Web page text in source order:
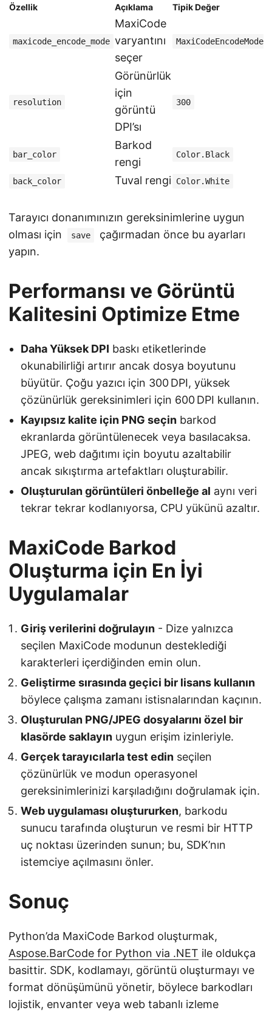
Özellik Açıklama Tipik Değer
maxicode_encode_mode
MaxiCode
varyantını
seçer
resolution
Görünürlük
için
görüntü
DPI’sı
300
bar_color
Barkod
rengi
Color.Black
back_color Tuval rengi Color.White
Tarayıcı donanımınızın gereksinimlerine uygun
olması için
save
çağırmadan önce bu ayarları
yapın.
Performansı ve Görüntü
Kalitesini Optimize Etme
Daha Yüksek DPI baskı etiketlerinde
okunabilirliği artırır ancak dosya boyutunu
büyütür. Çoğu yazıcı için 300 DPI, yüksek
çözünürlük gereksinimleri için 600 DPI kullanın.
Kayıpsız kalite için PNG seçin barkod
ekranlarda görüntülenecek veya basılacaksa.
JPEG, web dağıtımı için boyutu azaltabilir
ancak sıkıştırma artefaktları oluşturabilir.
Oluşturulan görüntüleri önbelleğe al aynı veri
tekrar tekrar kodlanıyorsa, CPU yükünü azaltır.
MaxiCode Barkod
Oluşturma için En İyi
Uygulamalar
Giriş verilerini doğrulayın - Dize yalnızca
seçilen MaxiCode modunun desteklediği
karakterleri içerdiğinden emin olun.
Geliştirme sırasında geçici bir lisans kullanın
böylece çalışma zamanı istisnalarından kaçının.
Oluşturulan PNG/JPEG dosyalarını özel bir
klasörde saklayın uygun erişim izinleriyle.
Gerçek tarayıcılarla test edin seçilen
çözünürlük ve modun operasyonel
gereksinimlerinizi karşıladığını doğrulamak için.
Web uygulaması oluştururken, barkodu
sunucu tarafında oluşturun ve resmi bir HTTP
uç noktası üzerinden sunun; bu, SDK’nın
istemciye açılmasını önler.
Sonuç
Python’da MaxiCode Barkod oluşturmak,
Aspose.BarCode for Python via .NET ile oldukça
basittir. SDK, kodlamayı, görüntü oluşturmayı ve
format dönüşümünü yönetir, böylece barkodları
lojistik, envanter veya web tabanlı izleme